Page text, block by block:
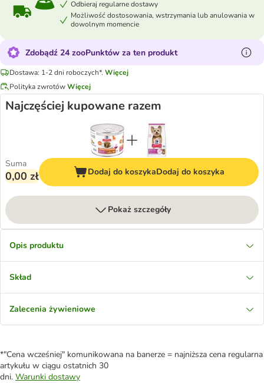
Odbieraj regularne dostawy
Możliwość dostosowania, wstrzymania lub anulowania w
dowolnym momencie
Zdobądź 24 zooPunktów za ten produkt
Dostawa: 1-2 dni roboczych*. Więcej
Polityka zwrotówWięcej
Najczęściej kupowane razem
Suma
0,00 zł Dodaj do koszykaDodaj do koszyka
Pokaż szczegóły
Opis produktu
Skład
Zalecenia żywieniowe
*"Cena wcześniej" komunikowana na banerze = najniższa cena regularna
artykułu w ciągu ostatnich 30
dni. Warunki dostawy